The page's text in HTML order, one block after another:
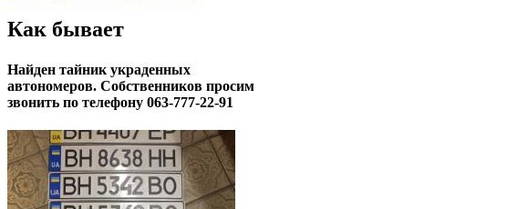
Как бывает
Найден тайник украденных
автономеров. Собственников просим
звонить по телефону 063-777-22-91